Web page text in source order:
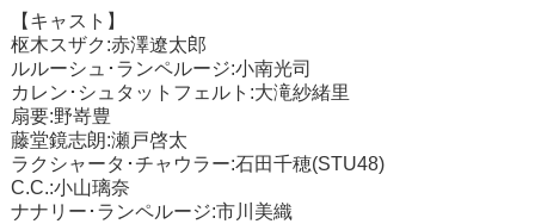
【キャスト】
枢木スザク:赤澤遼太郎
ルルーシュ･ランペルージ:小南光司
カレン･シュタットフェルト:大滝紗緒里
扇要:野嵜豊
藤堂鏡志朗:瀬戸啓太
ラクシャータ･チャウラー:石田千穂(STU48)
C.C.:小山璃奈
ナナリー･ランペルージ:市川美織